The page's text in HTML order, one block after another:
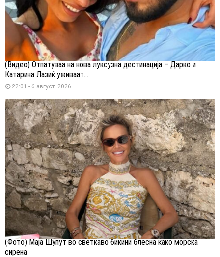
(Видео) Отпатуваа на нова луксузна дестинација – Дарко и
Катарина Лазиќ уживаат...
22:01 - 6 август, 2026
(Фото) Маја Шупут во светкаво бикини блесна како морска
сирена